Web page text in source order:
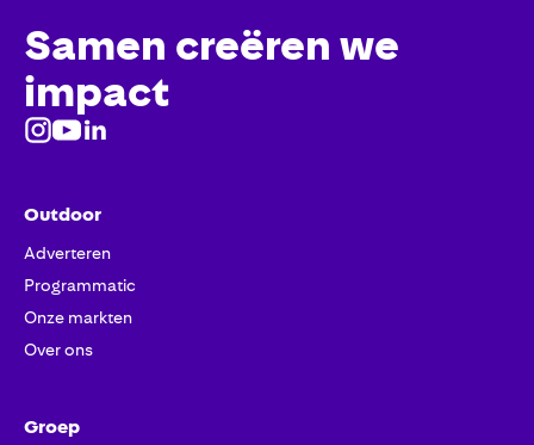
Samen creëren we
impact
Outdoor
Adverteren
Programmatic
Onze markten
Over ons
Groep